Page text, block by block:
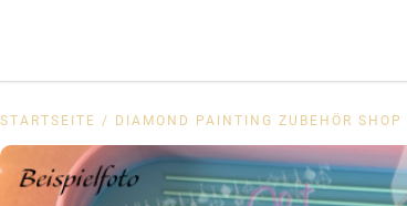
STARTSEITE / DIAMOND PAINTING ZUBEHÖR SHOP